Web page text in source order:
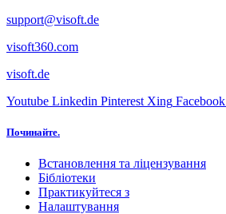
support@visoft.de
visoft360.com
visoft.de
Youtube Linkedin Pinterest Xing Facebook
Починайте.
Встановлення та ліцензування
Бібліотеки
Практикуйтеся з
Налаштування